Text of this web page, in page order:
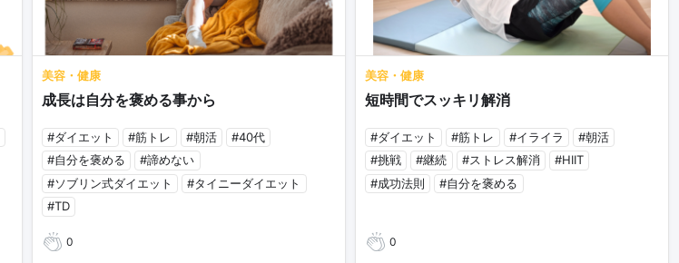
美容・健康
成長は自分を褒める事から
#ダイエット #筋トレ #朝活
#40代
#自分を褒める
#諦めない
#ソブリン式ダイエット
#タイニーダイエット
#TD
0
美容・健康
短時間でスッキリ解消
#ダイエット #筋トレ #イライラ
#朝活
#挑戦
#継続 #ストレス解消
#HIIT
#成功法則
#自分を褒める
0